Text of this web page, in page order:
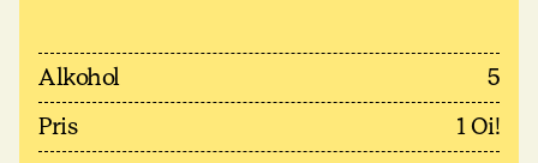
Alkohol
5
Pris
1 Oi!